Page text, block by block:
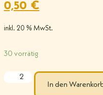
0,50 €
inkl. 20 % MwSt.
30 vorrätig
In den